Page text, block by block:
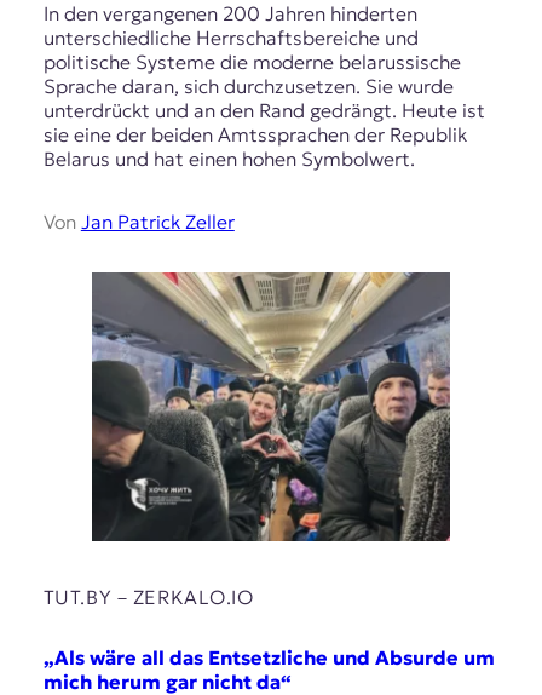
In den vergangenen 200 Jahren hinderten
unterschiedliche Herrschaftsbereiche und
politische Systeme die moderne belarussische
Sprache daran, sich durchzusetzen. Sie wurde
unterdrückt und an den Rand gedrängt. Heute ist
sie eine der beiden Amtssprachen der Republik
Belarus und hat einen hohen Symbolwert.
Von Jan Patrick Zeller
TUT.BY – ZERKALO.IO
„Als wäre all das Entsetzliche und Absurde um
mich herum gar nicht da“